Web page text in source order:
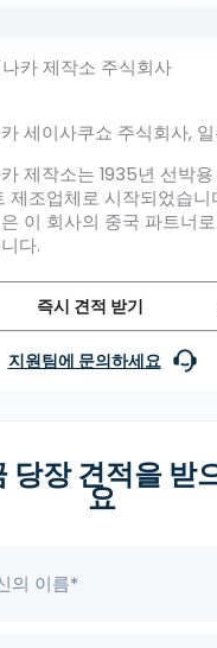
세이사쿠쇼 주식회사,
제작소는 1935년 선박
제조업체로 시작되었습니
이 회사의 중국 파트너
다.
즉시 견적 받기
지원팀에 문의하세요
당장 견적을 받
요